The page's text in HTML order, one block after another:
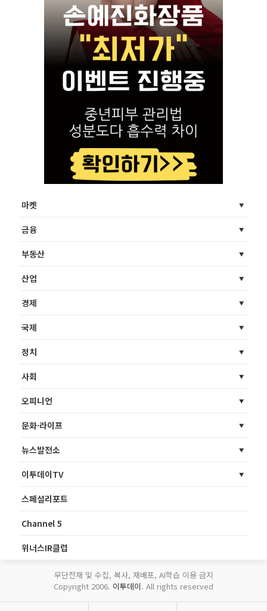
마켓
금융
부동산
산업
경제
국제
정치
사회
오피니언
문화·라이프
뉴스발전소
이투데이TV
스페셜리포트
Channel 5
위너스IR클럽
무단전재 및 수집, 복사, 재배포, AI학습 이용 금지
Copyright 2006. 이투데이. All rights reserved